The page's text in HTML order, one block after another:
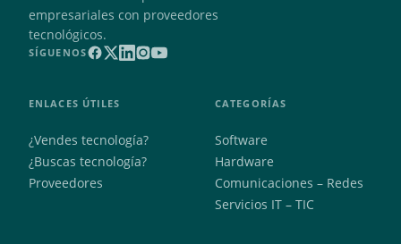
empresariales con proveedores
tecnológicos.
SÍGUENOS
ENLACES ÚTILES
¿Vendes tecnología?
¿Buscas tecnología?
Proveedores
CATEGORÍAS
Software
Hardware
Comunicaciones – Redes
Servicios IT – TIC